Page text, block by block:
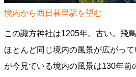
境内から西日暮里駅を望む
この諏方神社は1205年。古い。飛
ほとんど同じ境内の風景が広がっ
が今見ている境内の風景は130年前